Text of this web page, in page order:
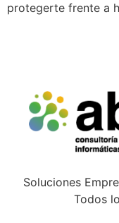
protegerte frente a
Soluciones
Todos